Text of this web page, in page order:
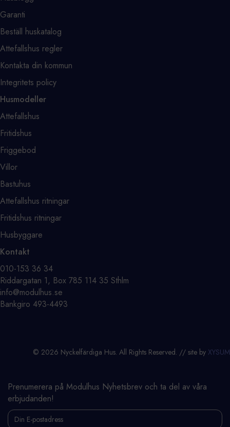
Garanti
Beställ huskatalog
Attefallshus regler
Kontakta din kommun
Integritets policy
Husmodeller
Attefallshus
Fritidshus
Friggebod
Villor
Bastuhus
Attefallshus ritningar
Fritidshus ritningar
Husbyggare
Kontakt
⁨010-153 36 34⁩
Riddargatan 1, Box 785 114 35 Sthlm
info@modulhus.se
Bankgiro 493-4493
© 2026 Nyckelfärdiga Hus. All Rights Reserved. // site by XYSUM
Prenumerera på Modulhus Nyhetsbrev och ta del av våra
erbjudanden!